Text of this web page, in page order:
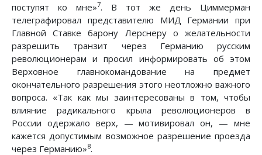
поступят ко мне»7. В тот же день Циммерман
телеграфировал представителю МИД Германии при
Главной Ставке барону Лерснеру о желательности
разрешить транзит через Германию русским
революционерам и просил информировать об этом
Верховное главнокомандование на предмет
окончательного разрешения этого неотложно важного
вопроса. «Так как мы заинтересованы в том, чтобы
влияние радикального крыла революционеров в
России одержало верх, — мотивировал он, — мне
кажется допустимым возможное разрешение проезда
через Германию»8.